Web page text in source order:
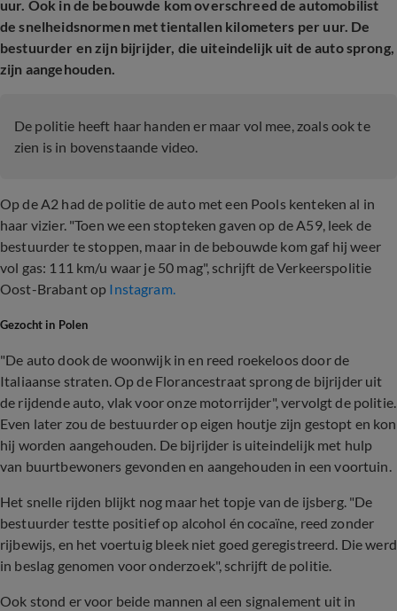
uur. Ook in de bebouwde kom overschreed de automobilist
de snelheidsnormen met tientallen kilometers per uur. De
bestuurder en zijn bijrijder, die uiteindelijk uit de auto sprong,
zijn aangehouden.
De politie heeft haar handen er maar vol mee, zoals ook te
zien is in bovenstaande video.
Op de A2 had de politie de auto met een Pools kenteken al in
haar vizier. "Toen we een stopteken gaven op de A59, leek de
bestuurder te stoppen, maar in de bebouwde kom gaf hij weer
vol gas: 111 km/u waar je 50 mag", schrijft de Verkeerspolitie
Oost-Brabant op Instagram.
Gezocht in Polen
"De auto dook de woonwijk in en reed roekeloos door de
Italiaanse straten. Op de Florancestraat sprong de bijrijder uit
de rijdende auto, vlak voor onze motorrijder", vervolgt de politie.
Even later zou de bestuurder op eigen houtje zijn gestopt en kon
hij worden aangehouden. De bijrijder is uiteindelijk met hulp
van buurtbewoners gevonden en aangehouden in een voortuin.
Het snelle rijden blijkt nog maar het topje van de ijsberg. "De
bestuurder testte positief op alcohol én cocaïne, reed zonder
rijbewijs, en het voertuig bleek niet goed geregistreerd. Die werd
in beslag genomen voor onderzoek", schrijft de politie.
Ook stond er voor beide mannen al een signalement uit in